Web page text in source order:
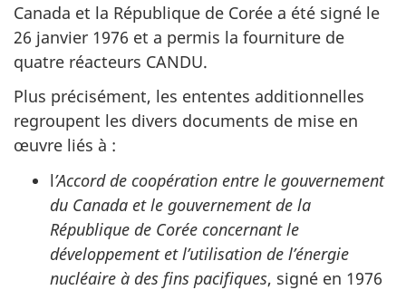
Canada et la République de Corée a été signé le
26 janvier 1976 et a permis la fourniture de
quatre réacteurs CANDU.
Plus précisément, les ententes additionnelles
regroupent les divers documents de mise en
œuvre liés à :
l’Accord de coopération entre le gouvernement
du Canada et le gouvernement de la
République de Corée concernant le
développement et l’utilisation de l’énergie
nucléaire à des fins pacifiques, signé en 1976